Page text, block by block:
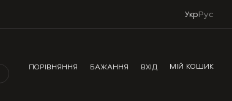
УкрРус
ПОРІВНЯННЯ
БАЖАННЯ ВХІД МІЙ КОШИК